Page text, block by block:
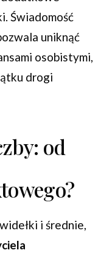
Świadomość
uniknąć
osobistymi,
drogi
od
i średnie,